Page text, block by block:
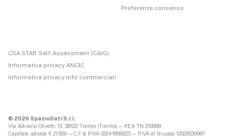
Preferenze consenso
CSA STAR Self-Assessment (CAIQ)
Informativa privacy ANCIC
Informativa privacy info commerciali
© 2026 SpazioDati S.r.l.
Via Adriano Olivetti 13, 38122 Trento (Trento) — REA TN 210089
Capitale sociale € 21.600 — C.F & P.IVA 02241890223 — P.IVA di Gruppo 12022630961